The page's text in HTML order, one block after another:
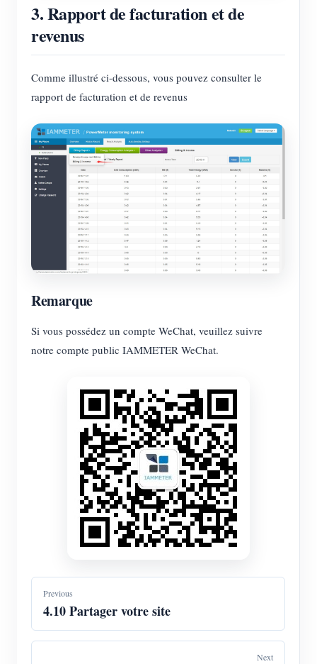
3. Rapport de facturation et de
revenus
Comme illustré ci-dessous, vous pouvez consulter le
rapport de facturation et de revenus
Remarque
Si vous possédez un compte WeChat, veuillez suivre
notre compte public IAMMETER WeChat.
Previous
4.10 Partager votre site
Next